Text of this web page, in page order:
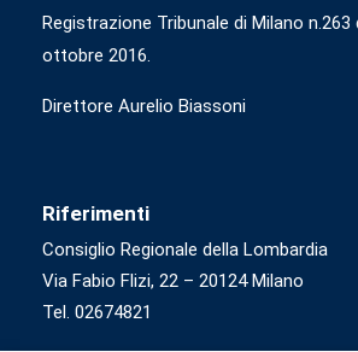
Registrazione Tribunale di Milano n.263
ottobre 2016.
Direttore Aurelio Biassoni
Riferimenti
Consiglio Regionale della Lombardia
Via Fabio Flizi, 22 – 20124 Milano
Tel. 02674821